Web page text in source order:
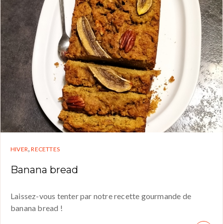
HIVER ,RECETTES
Banana bread
Laissez-vous tenter par notre recette gourmande de
banana bread !